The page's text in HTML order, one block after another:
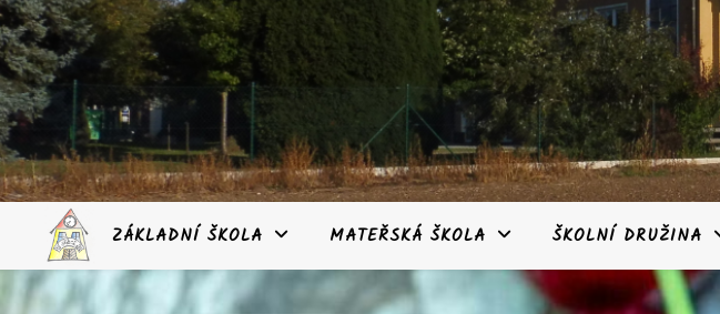
ZÁKLADNÍ ŠKOLA MATEŘSKÁ ŠKOLA ŠKOLNÍ DRUŽINA